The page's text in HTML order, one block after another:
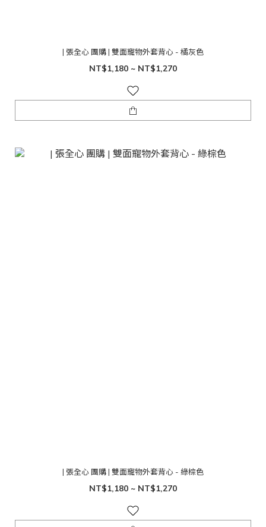
| 張全心 團購 | 雙面寵物外套背心 - 橘灰色
NT$1,180 ~ NT$1,270
| 張全心 團購 | 雙面寵物外套背心 - 綠棕色
NT$1,180 ~ NT$1,270